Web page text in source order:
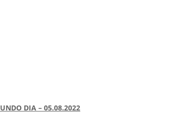
DIA – 05.08.2022